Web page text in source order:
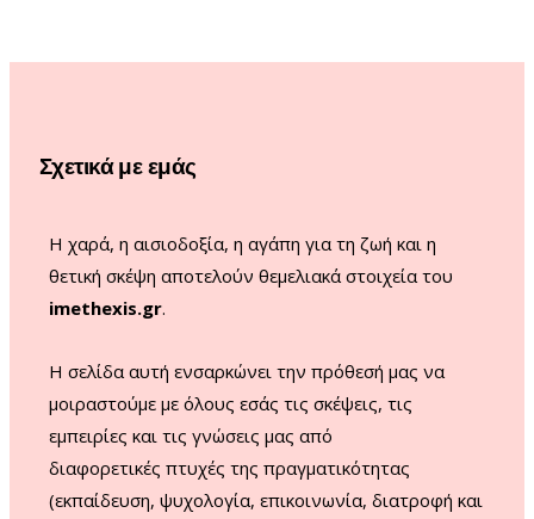
b
a
u
o
Σχετικά με εμάς
Η χαρά, η αισιοδοξία, η αγάπη για τη ζωή και η
θετική σκέψη αποτελούν θεμελιακά στοιχεία του
imethexis.gr.
H σελίδα αυτή ενσαρκώνει την πρόθεσή μας να
μοιραστούμε με όλους εσάς τις σκέψεις, τις
εμπειρίες και τις γνώσεις μας από
διαφορετικές πτυχές της πραγματικότητας
(εκπαίδευση, ψυχολογία, επικοινωνία, διατροφή και